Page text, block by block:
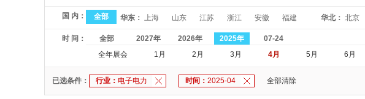
国 内： 全部 华东： 上海 山东 江苏 浙江 安徽 福建 华北： 北京
时 间： 全部 2027年 2026年 2025年
07-24
全年展会
1月 2月 3月 4月 5月 6月
已选条件： 行业： 电子电力 时间： 2025-04 全部清除